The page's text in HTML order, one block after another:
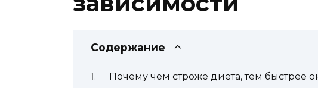
Содержание
Почему чем строже диета, тем быстрее